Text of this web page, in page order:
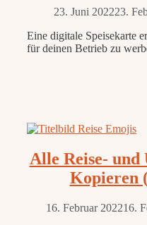
23. Juni 202223.
Eine digitale Speisekarte
für deinen Betrieb zu
Alle Reise-
Kopieren
16. Februar 202216.